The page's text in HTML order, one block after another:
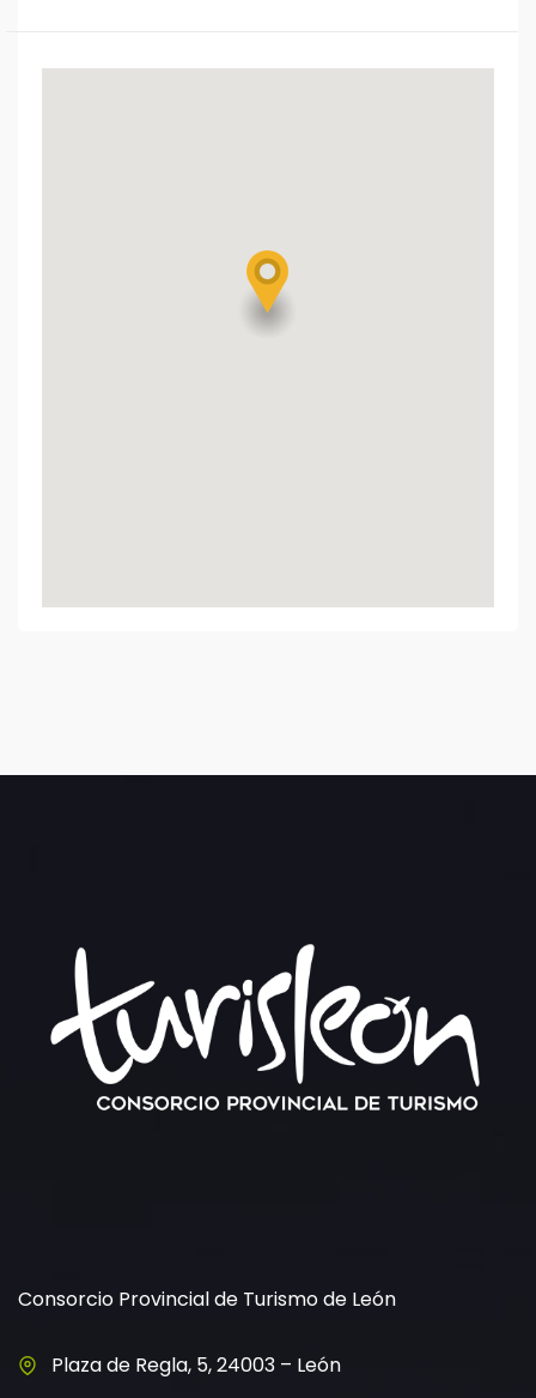
Consorcio Provincial de Turismo de León
Plaza de Regla, 5, 24003 – León